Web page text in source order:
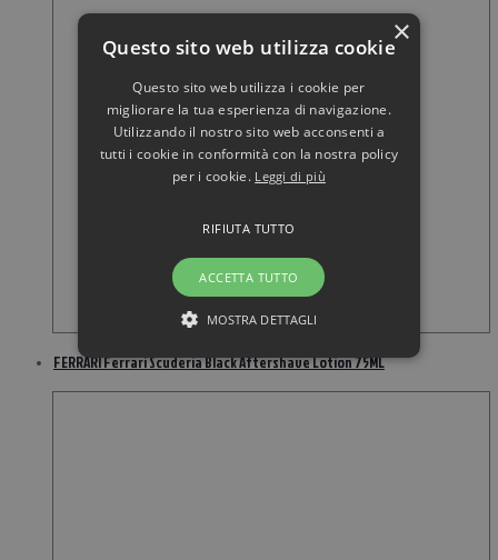
FERRARI Ferrari Scuderia Black Aftershave Lotion 75ML
×
Questo sito web utilizza cookie
Questo sito web utilizza i cookie per
migliorare la tua esperienza di navigazione.
Utilizzando il nostro sito web acconsenti a
tutti i cookie in conformità con la nostra policy
per i cookie. Leggi di più
ACCETTA TUTTO
RIFIUTA TUTTO
MOSTRA DETTAGLI